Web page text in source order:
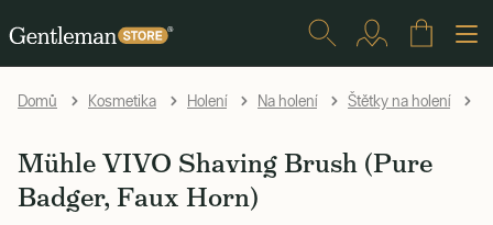
Domů Kosmetika Holení Na holení Štětky na holení
Mühle VIVO Shaving Brush (Pure
Badger, Faux Horn)